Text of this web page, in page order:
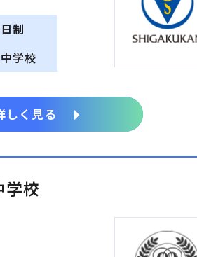
制
学校
しく見る
学校